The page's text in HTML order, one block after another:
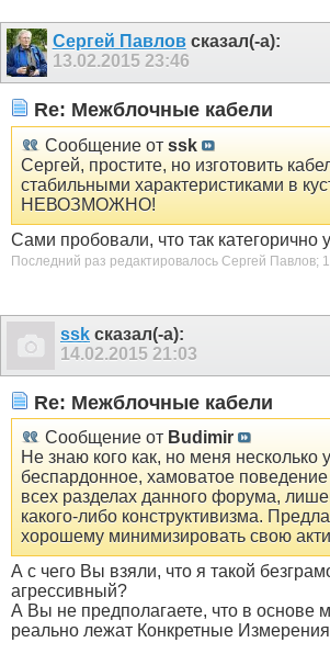
Сергей Павловсказал(-а):
13.02.2015 23:46
Re: Межблочные кабели
Сообщение от ssk
Сергей, простите, но изготовить
стабильными характеристиками в
НЕВОЗМОЖНО!
Сами пробовали, что так категорично
Последний раз редактировалось Сергей Павлов;
ssk сказал(-а):
14.02.2015 21:03
Re: Межблочные кабели
Сообщение от Budimir
Не знаю кого как, но меня
беспардонное, хамоватое поведение
всех разделах данного форума,
какого-либо конструктивизма.
хорошему минимизировать свою
А с чего Вы взяли, что я такой
агрессивный?
А Вы не предполагаете, что в основе
реально лежат Конкретные